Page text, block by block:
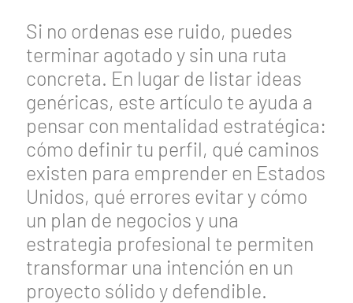
Si no ordenas ese ruido, puedes
terminar agotado y sin una ruta
concreta. En lugar de listar ideas
genéricas, este artículo te ayuda a
pensar con mentalidad estratégica:
cómo definir tu perfil, qué caminos
existen para emprender en Estados
Unidos, qué errores evitar y cómo
un plan de negocios y una
estrategia profesional te permiten
transformar una intención en un
proyecto sólido y defendible.